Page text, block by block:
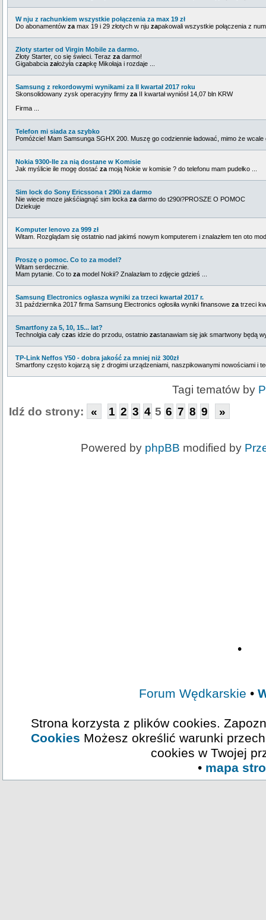
W nju z rachunkiem wszystkie połączenia za max 19 zł
Do abonamentów za max 19 i 29 złotych w nju zapakowali wszystkie połączenia z
Złoty starter od Virgin Mobile za darmo.
Złoty Starter, co się świeci. Teraz za darmo!
Gigababcia założyła czapkę Mikołaja i rozdaje ...
Samsung z rekordowymi wynikami za II kwartał 2017 roku
Skonsolidowany zysk operacyjny firmy za II kwartał wyniósł 14,07 bln KRW
Firma ...
Telefon mi siada za szybko
Pomóżcie! Mam Samsunga SGHX 200. Muszę go codziennie ładować, mimo że
Nokia 9300-Ile za nią dostane w Komisie
Jak myślicie ile mogę dostać za moją Nokie w komisie ? do telefonu mam pudełko ...
Sim lock do Sony Ericssona t 290i za darmo
Nie wiecie moze jakśćiagnąć sim locka za darmo do t290i?PROSZE O POMOC
Dziekuje
Komputer lenovo za 999 zł
Witam. Rozglądam się ostatnio nad jakimś nowym komputerem i znalazłem ten oto
Proszę o pomoc. Co to za model?
Witam serdecznie.
Mam pytanie. Co to za model Nokii? Znalazłam to zdjęcie gdzieś ...
Samsung Electronics ogłasza wyniki za trzeci kwartał 2017 r.
31 października 2017 firma Samsung Electronics ogłosiła wyniki finansowe za trzeci
Smartfony za 5, 10, 15... lat?
Technolgia cały czas idzie do przodu, ostatnio zastanawiam się jak smartwony będą
TP-Link Neffos Y50 - dobra jakość za mniej niż 300zł
Smartfony często kojarzą się z drogimi urządzeniami, naszpikowanymi nowościami i
Tagi tematów by
Idź do strony: « 1 2 3 4 5 6 7 8 9 »
Powered by phpBB modified by
•
Forum Wędkarskie •
Strona korzysta z plików cookies.
Cookies Możesz określić warunki
cookies w Twojej
• mapa